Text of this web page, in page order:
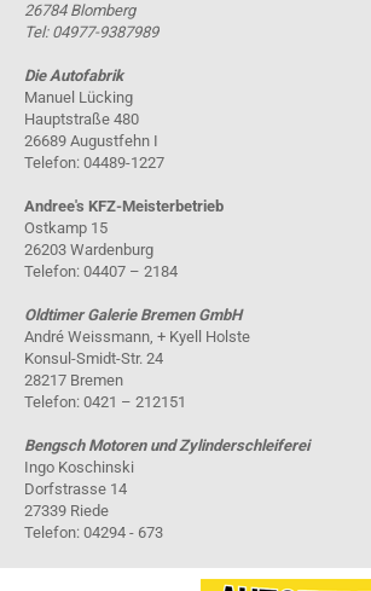
26784 Blomberg
Tel: 04977-9387989
Die Autofabrik
Manuel Lücking
Hauptstraße 480
26689 Augustfehn I
Telefon: 04489-1227
Andree's KFZ-Meisterbetrieb
Ostkamp 15
26203 Wardenburg
Telefon: 04407 – 2184
Oldtimer Galerie Bremen GmbH
André Weissmann, + Kyell Holste
Konsul-Smidt-Str. 24
28217 Bremen
Telefon: 0421 – 212151
Bengsch Motoren und Zylinderschleiferei
Ingo Koschinski
Dorfstrasse 14
27339 Riede
Telefon: 04294 - 673